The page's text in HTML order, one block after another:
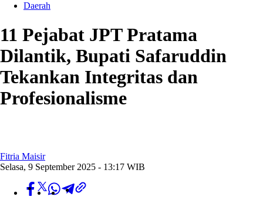
Daerah
11 Pejabat JPT Pratama
Dilantik, Bupati Safaruddin
Tekankan Integritas dan
Profesionalisme
Fitria Maisir
Selasa, 9 September 2025 - 13:17 WIB